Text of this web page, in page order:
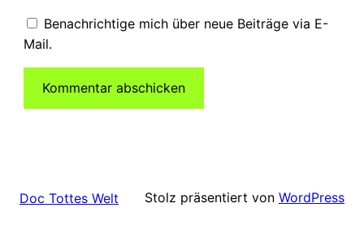
Benachrichtige mich über neue Beiträge via E-
Mail.
Doc Tottes Welt Stolz präsentiert von WordPress